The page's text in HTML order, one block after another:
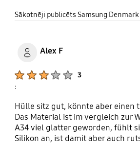
Sākotnēji publicēts Samsung Denmark
Alex F
3
:
Hülle sitz gut, könnte aber einen
Das Material ist im vergleich zur
A34 viel glatter geworden, fühlt
Silikon an, ist damit aber auch